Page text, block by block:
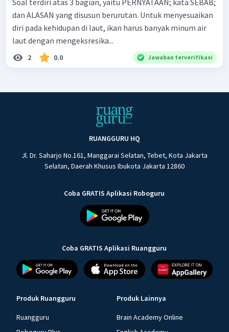
Soal terdiri atas 3 bagian, yaitu PERNYATAAN; kata SEBAB;
dan ALASAN yang disusun berurutan. Untuk menyesuaikan
diri pada kehidupan di laut, ikan harus banyak minum air
laut dengan mengeksresika...
2 0.0 Jawaban terverifikasi
RUANGGURU HQ
Jl. Dr. Saharjo No.161, Manggarai Selatan, Tebet, Kota Jakarta
Selatan, Daerah Khusus Ibukota Jakarta 12860
Coba GRATIS Aplikasi Roboguru
Coba GRATIS Aplikasi Ruangguru
Produk Ruangguru
Ruangguru
Produk Lainnya
Brain Academy Online